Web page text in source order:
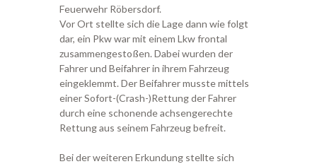
Feuerwehr Röbersdorf.
Vor Ort stellte sich die Lage dann wie folgt
dar, ein Pkw war mit einem Lkw frontal
zusammengestoßen. Dabei wurden der
Fahrer und Beifahrer in ihrem Fahrzeug
eingeklemmt. Der Beifahrer musste mittels
einer Sofort-(Crash-)Rettung der Fahrer
durch eine schonende achsengerechte
Rettung aus seinem Fahrzeug befreit.
Bei der weiteren Erkundung stellte sich